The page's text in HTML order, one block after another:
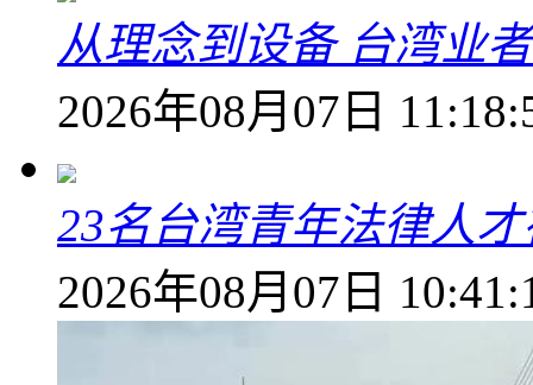
从理念到设备 台湾业
2026年08月07日
23名台湾青年法律人
2026年08月07日